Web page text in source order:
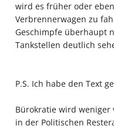
wird es früher oder
Verbrennerwagen zu
Geschimpfe überhaupt
Tankstellen deutlich
P.S. Ich habe den Text
Bürokratie wird weniger
in der Politischen